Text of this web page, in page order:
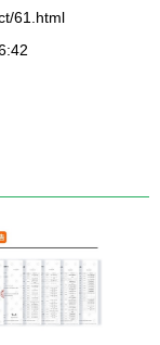
61.html